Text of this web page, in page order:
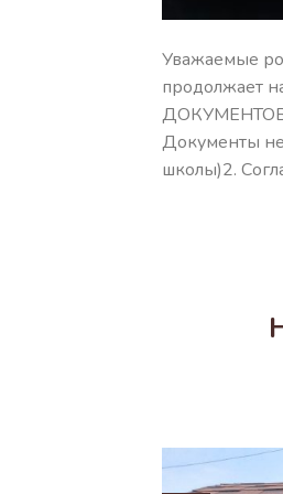
Уважаемые
продолжает
Документы
школы)2.